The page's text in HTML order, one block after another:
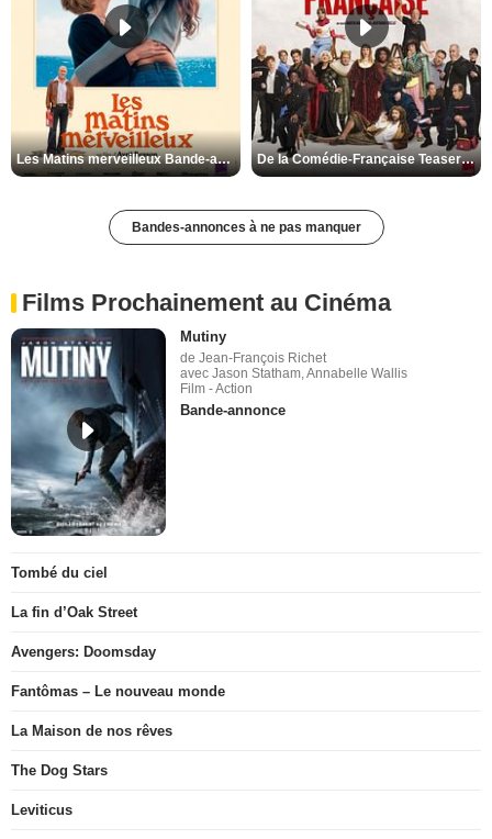
Les Matins merveilleux Bande-annonce VF De la Comédie-Française Teaser VF
Bandes-annonces à ne pas manquer
Films Prochainement au Cinéma
Mutiny
de Jean-François Richet
avec Jason Statham, Annabelle Wallis
Film - Action
Bande-annonce
Tombé du ciel
La fin d’Oak Street
Avengers: Doomsday
Fantômas – Le nouveau monde
La Maison de nos rêves
The Dog Stars
Leviticus